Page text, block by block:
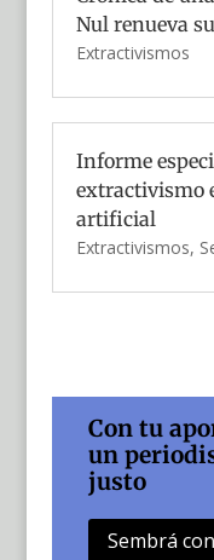
Nul renueva
Extractivismos
Informe
extractivismo
artificial
Extractivismos,
Con tu
un
justo
Sembrá